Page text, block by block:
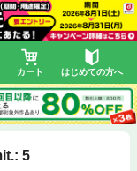
カート はじめての方へ
5